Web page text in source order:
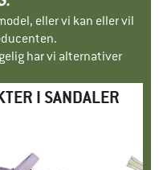
eller vi kan eller vil
har vi alternativer
I SANDALER